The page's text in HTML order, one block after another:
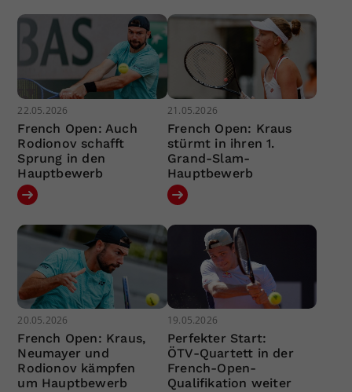
22.05.2026
French Open: Auch
Rodionov schafft
Sprung in den
Hauptbewerb
21.05.2026
French Open: Kraus
stürmt in ihren 1.
Grand-Slam-
Hauptbewerb
20.05.2026
French Open: Kraus,
Neumayer und
Rodionov kämpfen
um Hauptbewerb
19.05.2026
Perfekter Start:
ÖTV-Quartett in der
French-Open-
Qualifikation weiter